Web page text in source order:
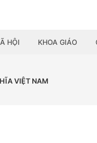
HỘI KHOA GIÁO
VIỆT NAM